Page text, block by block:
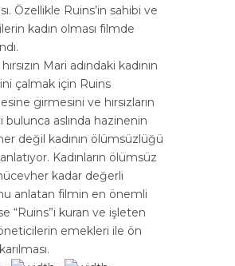
Özellikle Ruins’in sahibi ve
kadın olması filmde
Mari adındaki kadının
çalmak için Ruins
girmesini ve hırsızların
bulunca aslında hazinenin
değil kadının ölümsüzlüğü
Kadınların ölümsüz
kadar değerli
anlatan filmin en önemli
“Ruins”i kuran ve işleten
emekleri ile ön